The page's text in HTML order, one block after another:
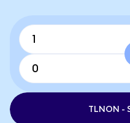
TLNON -